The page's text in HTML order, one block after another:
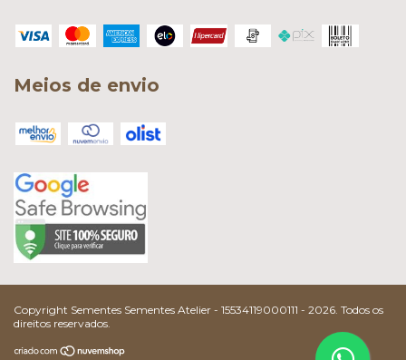
Meios de envio
Copyright Sementes Sementes Atelier - 15534119000111 - 2026. Todos os
direitos reservados.